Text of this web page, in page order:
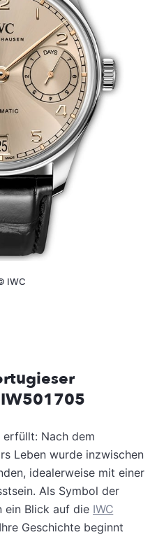
IWC
Nach dem
Leben wurde inzwischen
idealerweise mit einer
Als Symbol der
ein Blick auf die IWC
Geschichte beginnt